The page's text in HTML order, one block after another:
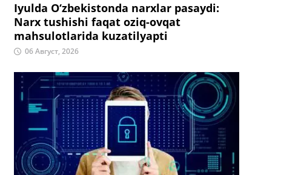
Iyulda O‘zbekistonda narxlar pasaydi:
Narx tushishi faqat oziq-ovqat
mahsulotlarida kuzatilyapti
06 Август, 2026